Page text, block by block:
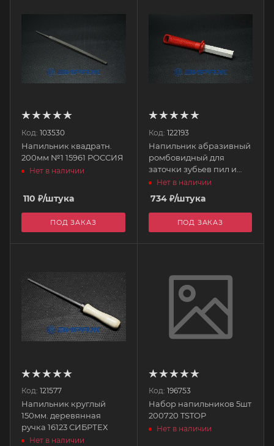
Код: 103530
Напильник квадратн.
200мм №1 15961 РОССИЯ
Нет в наличии
110 ₽/штука
ПОД ЗАКАЗ
Код: 122193
Напильник абразивный
ромбовидный для
заточки зубьев пил и
ножовок 70мм Samurai
SAMURAI
Нет в наличии
734₽/штука
ПОД ЗАКАЗ
Код: 121577
Напильник круглый
150мм. деревянная
ручка 16123 СИБРТЕХ
Нет в наличии
Код: 196753
Набор напильников 5шт
200720 TSTOP
Нет в наличии